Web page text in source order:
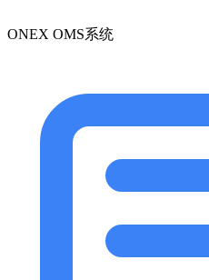
ONEX OMS系统